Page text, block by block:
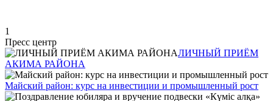
1
Пресс центр
ЛИЧНЫЙ ПРИЁМ
АКИМА РАЙОНА
Майский район: курс на инвестиции и промышленный рост